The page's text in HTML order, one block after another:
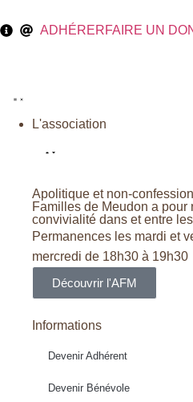
ADHÉRERFAIRE UN
L'association
Apolitique et non-
Familles de Meudon a pour
convivialité dans et entre
Permanences les mardi et
mercredi de 18h30 à 19h30
Découvrir l'AFM
Informations
Devenir Adhérent
Devenir Bénévole